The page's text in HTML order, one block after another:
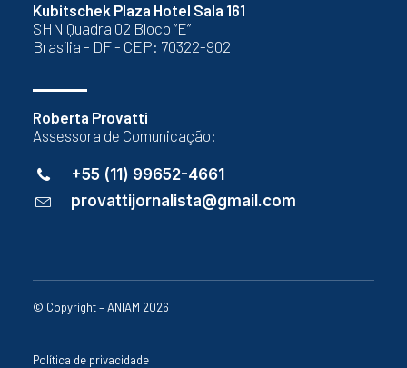
Kubitschek Plaza Hotel Sala 161
SHN Quadra 02 Bloco “E”
Brasília - DF - CEP: 70322-902
Roberta Provatti
Assessora de Comunicação:
+55 (11) 99652-4661
provattijornalista@gmail.com
© Copyright – ANIAM 2026
Política de privacidade